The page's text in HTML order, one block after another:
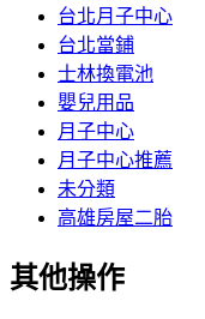
台北月子中心
台北當鋪
士林換電池
嬰兒用品
月子中心
月子中心推薦
未分類
高雄房屋二胎
其他操作